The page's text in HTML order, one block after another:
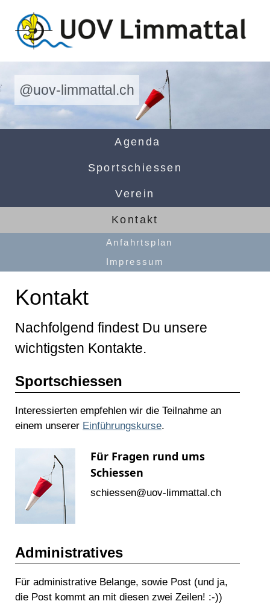
@uov-limmattal.ch
Agenda
Sportschiessen
Verein
Kontakt
Anfahrtsplan
Impressum
Kontakt
Nachfolgend findest Du unsere
wichtigsten Kontakte.
Sportschiessen
Interessierten empfehlen wir die Teilnahme an
einem unserer Einführungskurse.
Für Fragen rund ums
Schiessen
schiessen@uov-limmattal.ch
Administratives
Für administrative Belange, sowie Post (und ja,
die Post kommt an mit diesen zwei Zeilen! :-))